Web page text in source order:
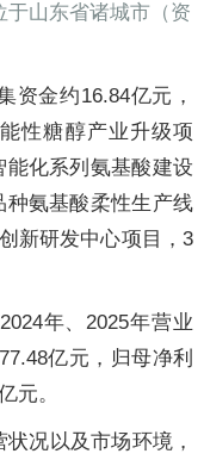
于山东省诸城市（资
资金约16.84亿元，
性糖醇产业升级项
能化系列氨基酸建设
种氨基酸柔性生产线
新研发中心项目，3
年、2025年营业
亿元，归母净利
元。
况以及市场环境，